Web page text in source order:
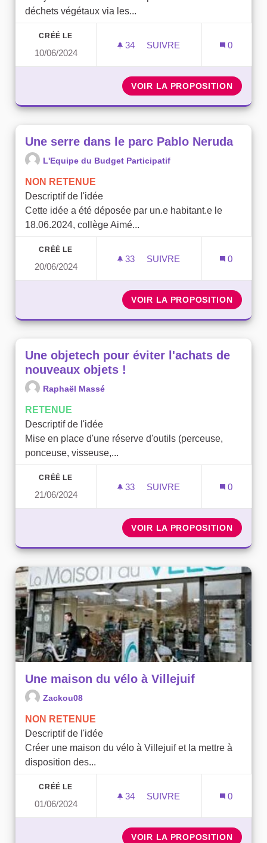
déchets végétaux via les...
CRÉÉ LE
10/06/2024
34 34 ABONNÉS
SUIVRE
0
VOIR LA PROPOSITION
Une serre dans le parc Pablo Neruda
L'Equipe du Budget Participatif
NON RETENUE
Descriptif de l'idée
Cette idée a été déposée par un.e habitant.e le
18.06.2024, collège Aimé...
CRÉÉ LE
20/06/2024
33 33 ABONNÉS
SUIVRE
0
VOIR LA PROPOSITION UNE
Une objetech pour éviter l'achats de
nouveaux objets !
Raphaël Massé
RETENUE
Descriptif de l'idée
Mise en place d'une réserve d'outils (perceuse,
ponceuse, visseuse,...
CRÉÉ LE
21/06/2024
33 33 ABONNÉS
SUIVRE
0
VOIR LA PROPOSITION UNE
Une maison du vélo à Villejuif
Zackou08
NON RETENUE
Descriptif de l'idée
Créer une maison du vélo à Villejuif et la mettre à
disposition des...
CRÉÉ LE
01/06/2024
34 34 ABONNÉS
SUIVRE
0
VOIR LA PROPOSITION UNE